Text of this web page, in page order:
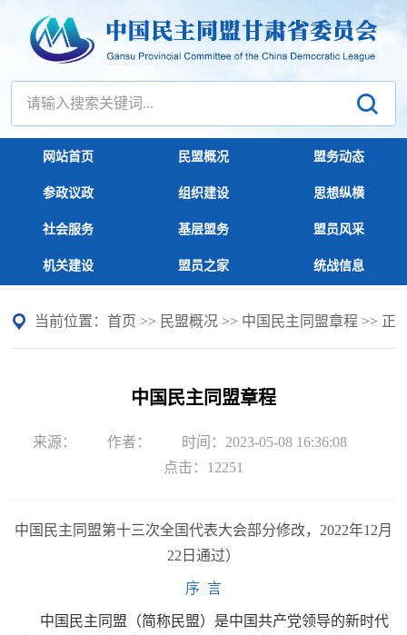
网站首页 民盟概况 盟务动态
参政议政 组织建设 思想纵横
社会服务 基层盟务 盟员风采
机关建设 盟员之家 统战信息
当前位置： 首页 >> 民盟概况 >> 中国民主同盟章程 >> 正
中国民主同盟章程
来源： 作者：
时间：2023-05-08 16:36:08
点击： 12251
中国民主同盟第十三次全国代表大会部分修改，2022年12月
22日通过）
序 言
中国民主同盟（简称民盟）是中国共产党领导的新时代